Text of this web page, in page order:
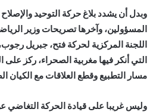
وبدل أن يشدد بلاغ حركة التوحيد
المسؤولين، وآخرها تصريحات وزير
اللجنة المركزية لحركة فتح، جبريل رجوب،
التي أنكر فيها مغربية الصحراء، ركز على
مسار التطبيع وقطع العلاقات مع الكيان
وليس غريبا على قيادة الحركة